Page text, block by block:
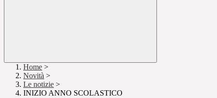
Home >
Novità >
Le notizie >
INIZIO ANNO SCOLASTICO